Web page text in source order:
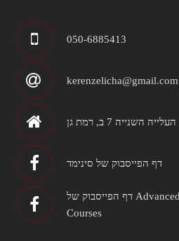
050-6885413
kerenzelicha@gmail.com
העלייה השנייה 7 ב, רמת גן
דף הפייסבוק של סינימד
דף הפייסבוק של Advanced TCM Gynecology
Courses